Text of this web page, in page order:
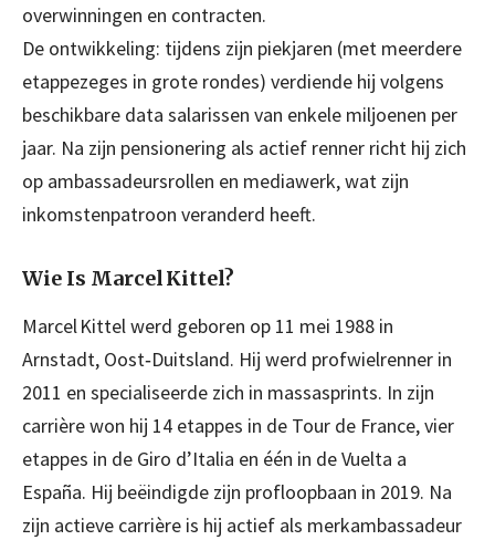
overwinningen en contracten.
De ontwikkeling: tijdens zijn piekjaren (met meerdere
etappezeges in grote rondes) verdiende hij volgens
beschikbare data salarissen van enkele miljoenen per
jaar. Na zijn pensionering als actief renner richt hij zich
op ambassadeursrollen en mediawerk, wat zijn
inkomstenpatroon veranderd heeft.
Wie Is Marcel Kittel?
Marcel Kittel werd geboren op 11 mei 1988 in
Arnstadt, Oost‑Duitsland. Hij werd profwielrenner in
2011 en specialiseerde zich in massasprints. In zijn
carrière won hij 14 etappes in de Tour de France, vier
etappes in de Giro d’Italia en één in de Vuelta а
España. Hij beëindigde zijn profloopbaan in 2019. Na
zijn actieve carrière is hij actief als merkambassadeur